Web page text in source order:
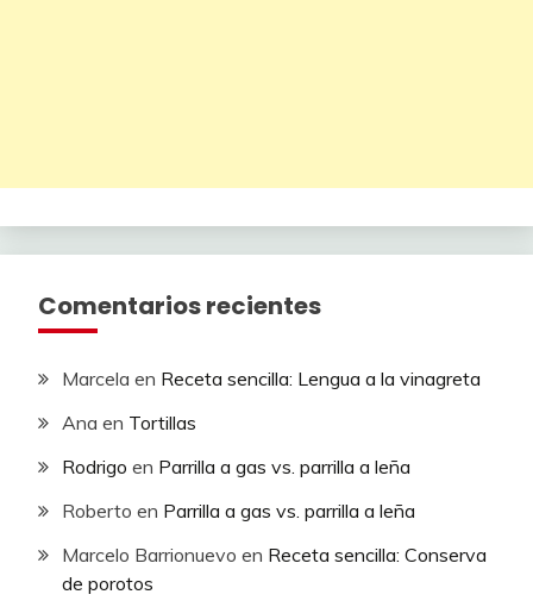
Comentarios recientes
Marcela en Receta sencilla: Lengua a la vinagreta
Ana en Tortillas
Rodrigo en Parrilla a gas vs. parrilla a leña
Roberto en Parrilla a gas vs. parrilla a leña
Marcelo Barrionuevo en Receta sencilla: Conserva
de porotos